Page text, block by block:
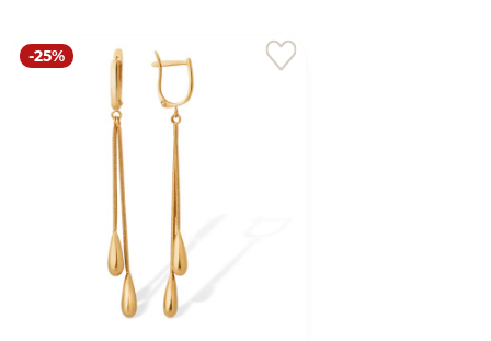
-25%